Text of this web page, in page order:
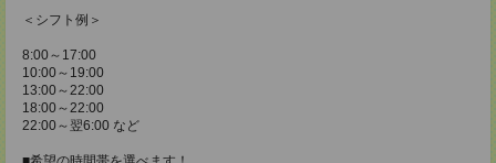
＜シフト例＞
8:00～17:00
10:00～19:00
13:00～22:00
18:00～22:00
22:00～翌6:00 など